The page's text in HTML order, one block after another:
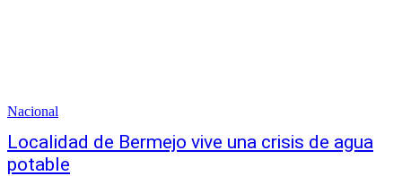
Nacional
Localidad de Bermejo vive una crisis de agua
potable